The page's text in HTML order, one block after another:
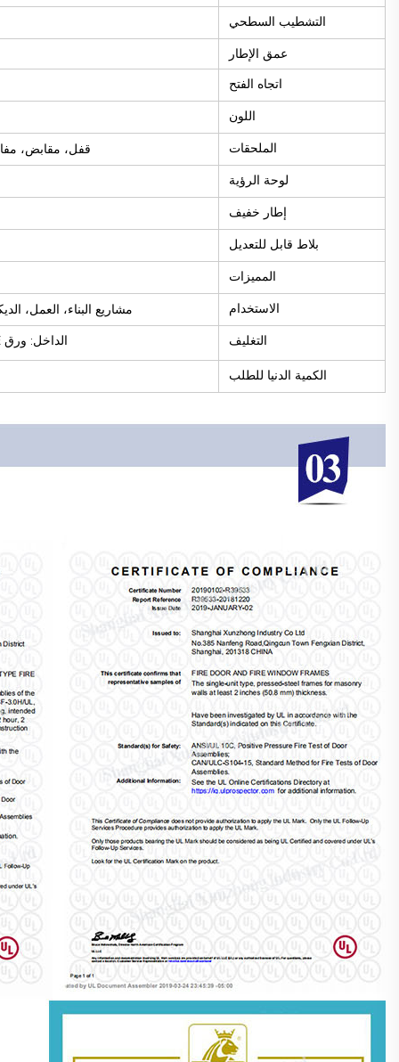
التشطيب السطحي
عمق الإطار
اتجاه الفتح
اللون
الملحقات
قفل، مقابض،
لوحة الرؤية
إطار خفيف
بلاط قابل للتعديل
المميزات
الاستخدام
مشاريع البناء، العمل،
التغليف
الداخل: ورق PE، الخارج: عبوة مزدوجة من الكرتون ورُفوف خشبية
الكمية الدنيا للطلب